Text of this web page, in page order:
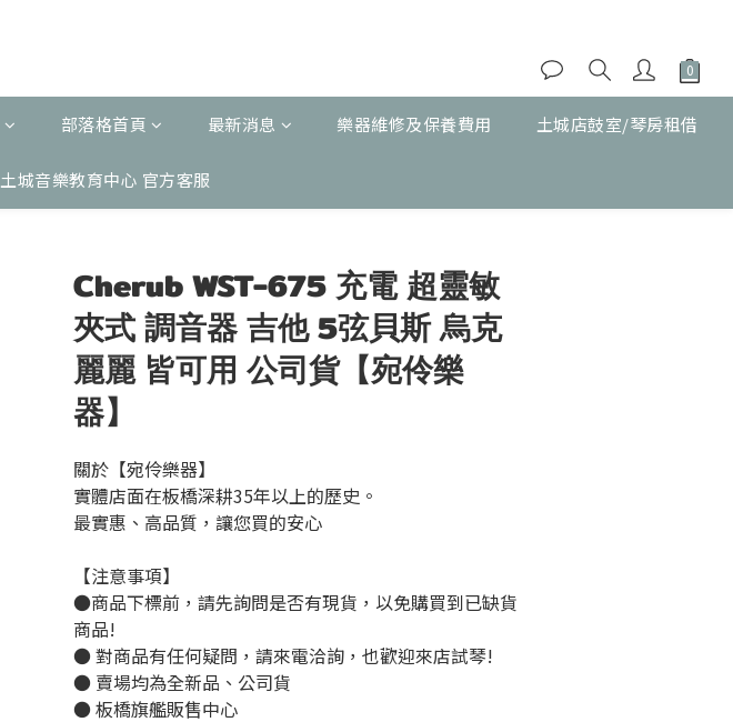
部落格首頁 最新消息 樂器維修及保養費用 土城店鼓室/琴房租借
土城音樂教育中心 官方客服
Cherub WST-675 充電 超靈敏
夾式 調音器 吉他 5弦貝斯 烏克
麗麗 皆可用 公司貨【宛伶樂
器】
關於【宛伶樂器】
實體店面在板橋深耕35年以上的歷史。
最實惠、高品質，讓您買的安心
【注意事項】
●商品下標前，請先詢問是否有現貨，以免購買到已缺貨
商品!
● 對商品有任何疑問，請來電洽詢，也歡迎來店試琴!
● 賣場均為全新品、公司貨
● 板橋旗艦販售中心